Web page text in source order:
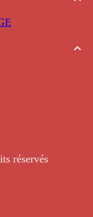
réservés